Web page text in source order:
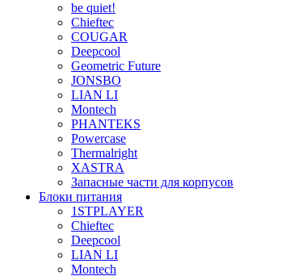
be quiet!
Chieftec
COUGAR
Deepcool
Geometric Future
JONSBO
LIAN LI
Montech
PHANTEKS
Powercase
Thermalright
XASTRA
Запасные части для корпусов
Блоки питания
1STPLAYER
Chieftec
Deepcool
LIAN LI
Montech